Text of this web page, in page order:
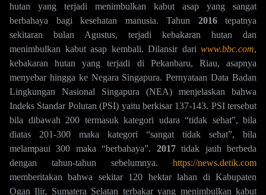
hutan yang terjadi menimbulkan kabut asap yang sangat
berbahaya bagi kesehatan manusia. Tahun 2016tepatnya
sekitaran bulan Agustus, terjadi kebakaran hutan dan
menimbulkan kabut asap kembali. Dilansir dari www.bbc.com,
kebakaran hutan yang terjadi di Pekanbaru, Riau, asapnya
menyebar hingga ke Negara Singapura. Pernyataan Data Badan
Lingkungan Nasional Singapura (NEA) menjelaskan bahwa
Indeks Standar Polutan (PSI) yaitu berkisar 137-143. PSI tersebut
bila dibawah 200 termasuk kategori udara “tidak sehat”, bila
diatas 201-300 maka kategori “sangat tidak sehat”, bila
melampaui 300 maka “berbahaya”. 2017tidak jauh berbeda
dengan tahun-tahun sebelumnya. https://news.detik.com
memberitakan bahwa sekitar 120 hektar lahan di Kabupaten
Ogan Ilir, Sumatera Selatan terbakar yang menimbulkan kabut